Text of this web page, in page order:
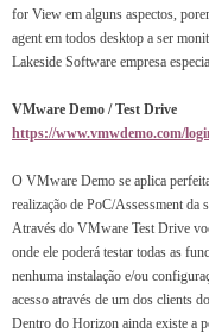
for View em alguns aspectos,
agent em todos desktop a ser
Lakeside Software empresa
VMware Demo / Test Drive
https://www.vmwdemo.com/
O VMware Demo se aplica
realização de PoC/Assessment da
Através do VMware Test Drive
onde ele poderá testar todas as
nenhuma instalação e/ou
acesso através de um dos clients
Dentro do Horizon ainda existe a